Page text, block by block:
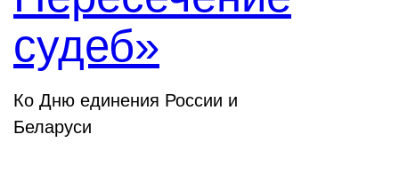
судеб»
Ко Дню единения России и
Беларуси